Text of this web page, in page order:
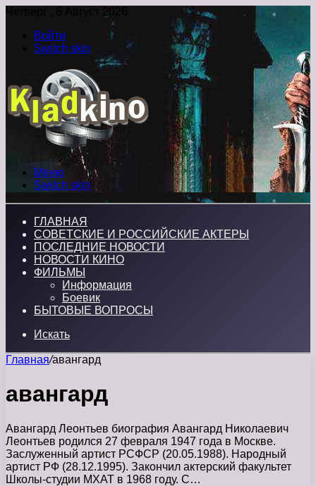
Четверг , 6 Август 2026
Войти
Switch skin
Меню
Switch skin
ГЛАВНАЯ
СОВЕТСКИЕ И РОССИЙСКИЕ АКТЕРЫ
ПОСЛЕДНИЕ НОВОСТИ
НОВОСТИ КИНО
ФИЛЬМЫ
Информация
Боевик
БЫТОВЫЕ ВОПРОСЫ
Искать
Главная/авангард
авангард
Авангард Леонтьев биография Авангард Николаевич
Леонтьев родился 27 февраля 1947 года в Москве.
Заслуженный артист РСФСР (20.05.1988). Народный
артист РФ (28.12.1995). Закончил актерский факультет
Школы-студии МХАТ в 1968 году. С…